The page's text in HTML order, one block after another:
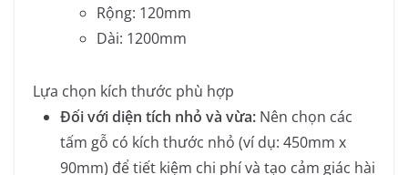
Rộng: 120mm
Dài: 1200mm
Lựa chọn kích thước phù hợp
Đối với diện tích nhỏ và vừa: Nên chọn các
tấm gỗ có kích thước nhỏ (ví dụ: 450mm x
90mm) để tiết kiệm chi phí và tạo cảm giác hài